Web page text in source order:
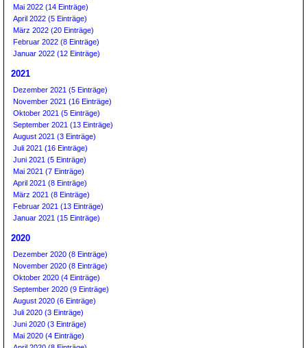
Mai 2022 (14 Einträge)
April 2022 (5 Einträge)
März 2022 (20 Einträge)
Februar 2022 (8 Einträge)
Januar 2022 (12 Einträge)
2021
Dezember 2021 (5 Einträge)
November 2021 (16 Einträge)
Oktober 2021 (5 Einträge)
September 2021 (13 Einträge)
August 2021 (3 Einträge)
Juli 2021 (16 Einträge)
Juni 2021 (5 Einträge)
Mai 2021 (7 Einträge)
April 2021 (8 Einträge)
März 2021 (8 Einträge)
Februar 2021 (13 Einträge)
Januar 2021 (15 Einträge)
2020
Dezember 2020 (8 Einträge)
November 2020 (8 Einträge)
Oktober 2020 (4 Einträge)
September 2020 (9 Einträge)
August 2020 (6 Einträge)
Juli 2020 (3 Einträge)
Juni 2020 (3 Einträge)
Mai 2020 (4 Einträge)